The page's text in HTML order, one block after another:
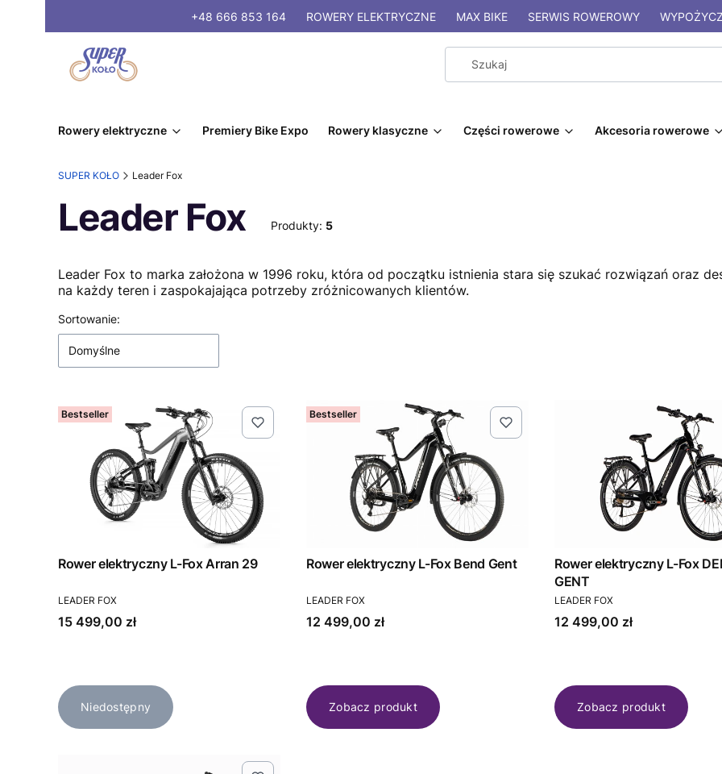
+48 666 853 164 ROWERYELEKTRYCZNE MAX BIKE SERWIS ROWEROWY
Rowery elektryczne Premiery Bike Expo Rowery klasyczne Części rowerowe Akcesoria rowerowe
SUPER KOŁO Leader Fox
Leader Fox Produkty: 5
Leader Fox to marka założona w 1996 roku, która od początku istnienia stara się szukać rozwiązań oraz
na każdy teren i zaspokajająca potrzeby zróżnicowanych klientów.
Lista produktów
Sortowanie:
Domyślne
Bestseller
Rower elektryczny L-Fox Arran 29
PRODUCENT
LEADER FOX
Cena
15 499,00 zł
Niedostępny
Bestseller
Rower elektryczny L-Fox Bend Gent
PRODUCENT
LEADER FOX
Cena
12 499,00 zł
Zobacz produkt
Rower elektryczny L-Fox
GENT
PRODUCENT
LEADER FOX
Cena
12 499,00 zł
Zobacz produkt